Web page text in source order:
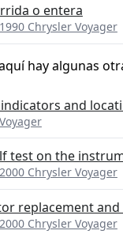
o entera
Chrysler Voyager
hay algunas
and
test on the
Chrysler Voyager
replacement
Chrysler Voyager